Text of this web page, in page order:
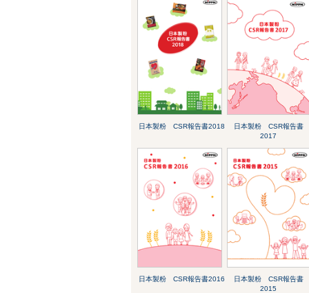
日本製粉 CSR報告書2018
日本製粉 CSR報告書
2017
日本製粉 CSR報告書2016
日本製粉 CSR報告書
2015